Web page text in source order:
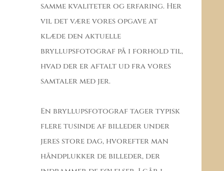
samme kvaliteter og erfaring. Her
vil det være vores opgave at
klæde den aktuelle
bryllupsfotograf på i forhold til,
hvad der er aftalt ud fra vores
samtaler med jer.
En bryllupsfotograf tager typisk
flere tusinde af billeder under
jeres store dag, hvorefter man
håndplukker de billeder, der